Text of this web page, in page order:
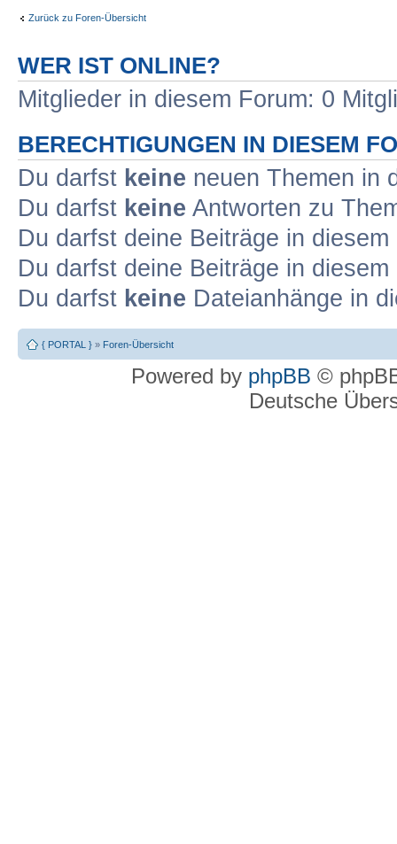
Zurück zu Foren-Übersicht
WER IST ONLINE?
Mitglieder in diesem Forum: 0
BERECHTIGUNGEN IN DIESEM
Du darfst keine neuen Themen in
Du darfst keine Antworten zu
Du darfst deine Beiträge in
Du darfst deine Beiträge in
Du darfst keine Dateianhänge in
{ PORTAL } » Foren-Übersicht
Powered by phpBB ©
Deutsche